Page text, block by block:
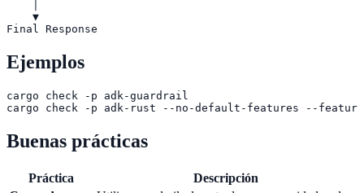
    ▼
Final Response
Ejemplos
cargo check -p adk-guardrail
cargo check -p adk-rust --no-default-features --
Buenas prácticas
Práctica
Descripción